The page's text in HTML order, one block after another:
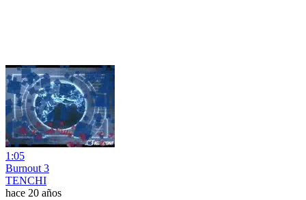
1:05
Burnout 3
TENCHI
hace 20 años